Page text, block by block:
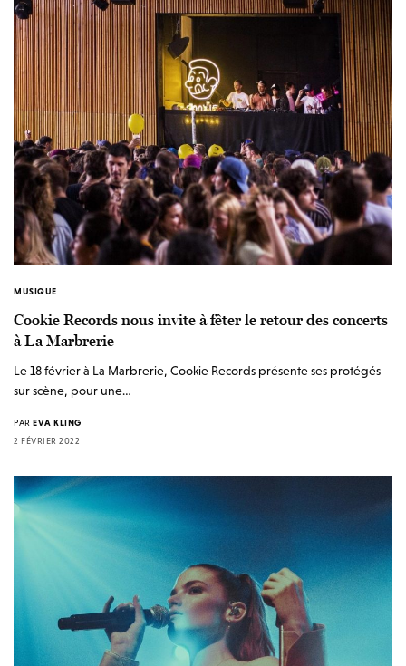
MUSIQUE
Cookie Records nous invite à fêter le retour des concerts
à La Marbrerie
Le 18 février à La Marbrerie, Cookie Records présente ses protégés
sur scène, pour une…
PAR EVA KLING
2 FÉVRIER 2022